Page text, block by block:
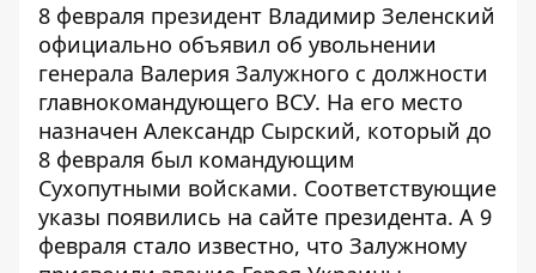
8 февраля президент Владимир Зеленский
официально объявил об увольнении
генерала Валерия Залужного с должности
главнокомандующего ВСУ. На его место
назначен Александр Сырский, который до
8 февраля был командующим
Сухопутными войсками. Соответствующие
указы появились на сайте президента. А 9
февраля стало известно, что Залужному